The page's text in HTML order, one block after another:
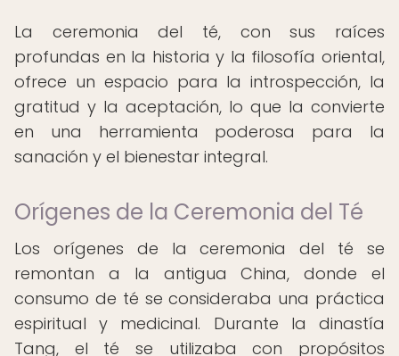
La ceremonia del té, con sus raíces
profundas en la historia y la filosofía oriental,
ofrece un espacio para la introspección, la
gratitud y la aceptación, lo que la convierte
en una herramienta poderosa para la
sanación y el bienestar integral.
Orígenes de la Ceremonia del Té
Los orígenes de la ceremonia del té se
remontan a la antigua China, donde el
consumo de té se consideraba una práctica
espiritual y medicinal. Durante la dinastía
Tang, el té se utilizaba con propósitos